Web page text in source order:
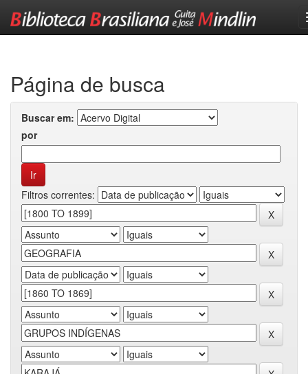
Página de busca
Buscar em:
por
Filtros correntes: